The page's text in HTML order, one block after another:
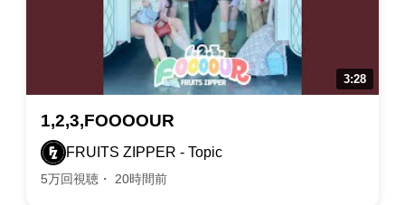
1,2,3,FOOOOUR
FRUITS ZIPPER - Topic
5万回視聴・ 20時間前